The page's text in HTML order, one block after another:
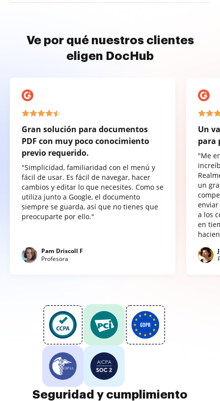
Ve por qué nuestros clientes
eligen DocHub
Gran solución para documentos
PDF con muy poco conocimiento
previo requerido.
"Simplicidad, familiaridad con el menú y
fácil de usar. Es fácil de navegar, hacer
cambios y editar lo que necesites. Como se
utiliza junto a Google, el documento
siempre se guarda, así que no tienes que
preocuparte por ello."
Pam Driscoll F
Profesora
Un
para
"Me
un
a los
en
Seguridad y cumplimiento